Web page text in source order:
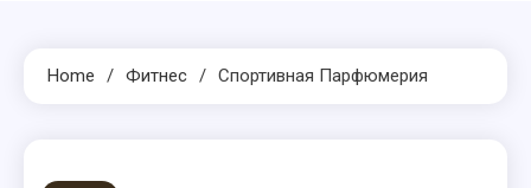
Home Фитнес Спортивная Парфюмерия